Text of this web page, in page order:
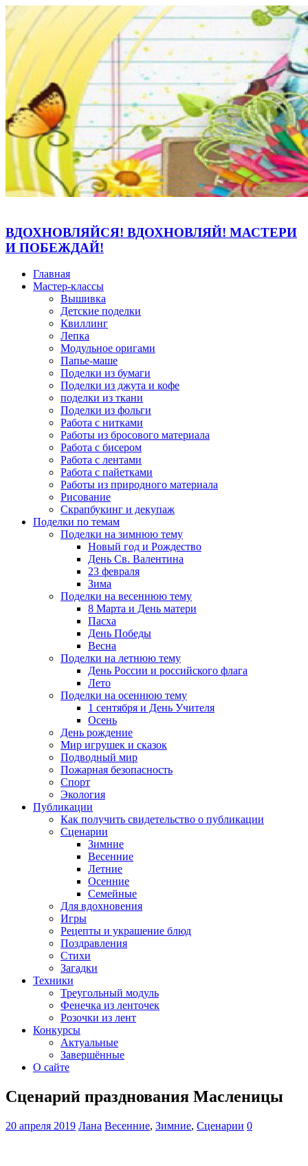
ВДОХНОВЛЯЙСЯ! ВДОХНОВЛЯЙ! МАСТЕРИ
И ПОБЕЖДАЙ!
Главная
Мастер-классы
Вышивка
Детские поделки
Квиллинг
Лепка
Модульное оригами
Папье-маше
Поделки из бумаги
Поделки из джута и кофе
поделки из ткани
Поделки из фольги
Работа с нитками
Работы из бросового материала
Работа с бисером
Работа с лентами
Работа с пайетками
Работы из природного материала
Рисование
Скрапбукинг и декупаж
Поделки по темам
Поделки на зимнюю тему
Новый год и Рождество
День Св. Валентина
23 февраля
Зима
Поделки на весеннюю тему
8 Марта и День матери
Пасха
День Победы
Весна
Поделки на летнюю тему
День России и российского флага
Лето
Поделки на осеннюю тему
1 сентября и День Учителя
Осень
День рождение
Мир игрушек и сказок
Подводный мир
Пожарная безопасность
Спорт
Экология
Публикации
Как получить свидетельство о публикации
Сценарии
Зимние
Весенние
Летние
Осенние
Семейные
Для вдохновения
Игры
Рецепты и украшение блюд
Поздравления
Стихи
Загадки
Техники
Треугольный модуль
Фенечка из ленточек
Розочки из лент
Конкурсы
Актуальные
Завершённые
О сайте
Сценарий празднования Масленицы
20 апреля 2019 Лана Весенние, Зимние, Сценарии 0